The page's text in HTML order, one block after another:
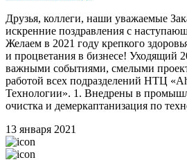
Друзья, коллеги, наши уважаемые
искренние поздравления с
Желаем в 2021 году крепкого
и процветания в бизнесе! Уходящий
важными событиями, смелыми
работой всех подразделений НТЦ
Технологии». 1. Внедрены в
очистка и демеркаптанизация по
13 января 2021